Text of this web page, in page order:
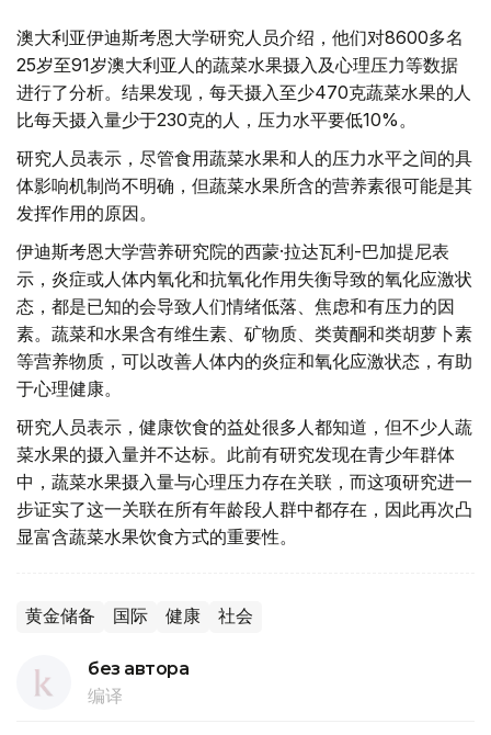
澳大利亚伊迪斯考恩大学研究人员介绍，他们对8600多名
25岁至91岁澳大利亚人的蔬菜水果摄入及心理压力等数据
进行了分析。结果发现，每天摄入至少470克蔬菜水果的人
比每天摄入量少于230克的人，压力水平要低10%。
研究人员表示，尽管食用蔬菜水果和人的压力水平之间的具
体影响机制尚不明确，但蔬菜水果所含的营养素很可能是其
发挥作用的原因。
伊迪斯考恩大学营养研究院的西蒙·拉达瓦利-巴加提尼表
示，炎症或人体内氧化和抗氧化作用失衡导致的氧化应激状
态，都是已知的会导致人们情绪低落、焦虑和有压力的因
素。蔬菜和水果含有维生素、矿物质、类黄酮和类胡萝卜素
等营养物质，可以改善人体内的炎症和氧化应激状态，有助
于心理健康。
研究人员表示，健康饮食的益处很多人都知道，但不少人蔬
菜水果的摄入量并不达标。此前有研究发现在青少年群体
中，蔬菜水果摄入量与心理压力存在关联，而这项研究进一
步证实了这一关联在所有年龄段人群中都存在，因此再次凸
显富含蔬菜水果饮食方式的重要性。
黄金储备 国际 健康 社会
без автора
编译